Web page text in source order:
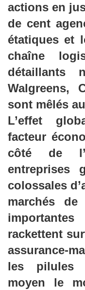
actions en
de cent
étatiques et
chaîne
détaillants
Walgreens,
sont mêlés
L’effet
facteur
côté de
entreprises
colossales
marchés
rackettent
assurance-
les pilules
moyen le